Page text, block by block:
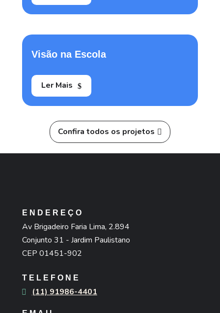
Visão na Escola
Ler Mais
Confira todos os projetos
ENDEREÇO
Av Brigadeiro Faria Lima, 2.894
Conjunto 31 - Jardim Paulistano
CEP 01451-902
TELEFONE
(11) 91986-4401